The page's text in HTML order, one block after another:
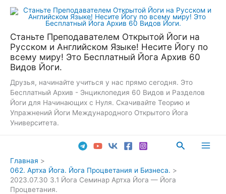
Перейти
Станьте Преподавателем Открытой Йоги на
Русском и Английском Языке! Несите Йогу по
всему миру! Это Бесплатный Йога Архив 60
Видов Йоги.
Друзья, начинайте учиться у нас прямо сегодня. Это
Бесплатный Архив - Энциклопедия 60 Видов и Разделов
Йоги для Начинающих с Нуля. Скачивайте Теорию и
Упражнений Йоги Международного Открытого Йога
Университета.
Поиск
Главная
062. Артха Йога. Йога Процветания и Бизнеса.
2023.07.30 3.1 Йога Семинар Артха Йога — Йога
Процветания.